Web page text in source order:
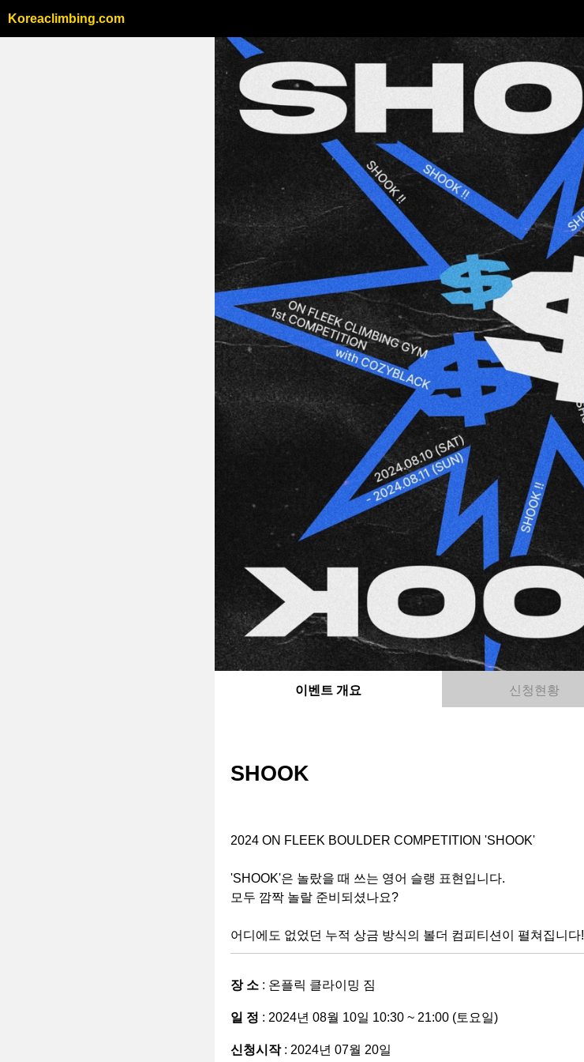
Koreaclimbing.com
이벤트 개요 신청현황
SHOOK
2024 ON FLEEK BOULDER COMPETITION 'SHOOK'
'SHOOK'은 놀랐을 때 쓰는 영어 슬랭 표현입니다.
모두 깜짝 놀랄 준비되셨나요?
어디에도 없었던 누적 상금 방식의 볼더 컴피티션이 펼쳐집니다!
장 소 : 온플릭 클라이밍 짐
일 정 : 2024년 08월 10일 10:30 ~ 21:00 (토요일)
신청시작: 2024년 07월 20일